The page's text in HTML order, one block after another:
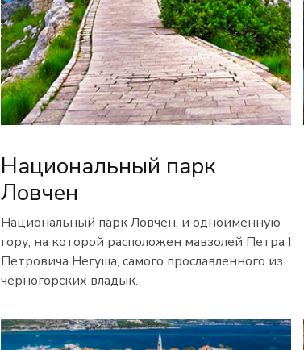
Национальный парк
Ловчен
Национальный парк Ловчен, и одноименную
гору, на которой расположен мавзолей Петра I
Петровича Негуша, самого прославленного из
черногорских владык.